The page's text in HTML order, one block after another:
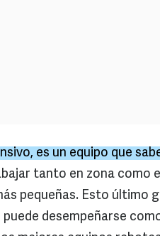
es un equipo que
tanto en zona como
pequeñas. Esto último
puede desempeñarse